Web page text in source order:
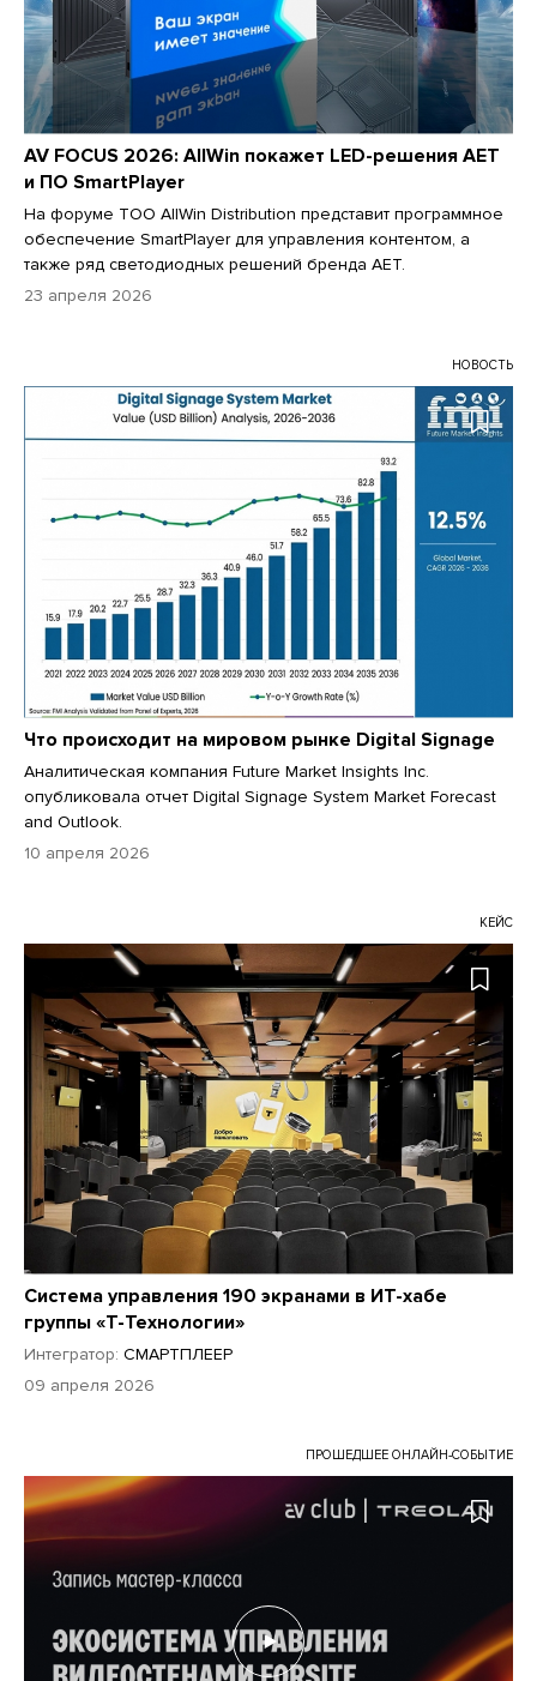
AV FOCUS 2026: AllWin покажет LED-решения AET
и ПО SmartPlayer
На форуме ТОО AllWin Distribution представит программное
обеспечение SmartPlayer для управления контентом, а
также ряд светодиодных решений бренда AET.
23 апреля 2026
НОВОСТЬ
Что происходит на мировом рынке Digital Signage
Аналитическая компания Future Market Insights Inc.
опубликовала отчет Digital Signage System Market Forecast
and Outlook.
10 апреля 2026
КЕЙС
Система управления 190 экранами в ИТ-хабе
группы «Т-Технологии»
Интегратор: СМАРТПЛЕЕР
09 апреля 2026
ПРОШЕДШЕЕ ОНЛАЙН-СОБЫТИЕ